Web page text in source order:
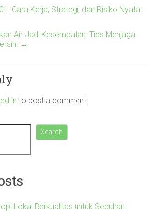
Cara Kerja, Strategi, dan Risiko Nyata
Air Jadi Kesempatan: Tips Menjaga
→
in to post a comment.
Search
Lokal Berkualitas untuk Seduhan